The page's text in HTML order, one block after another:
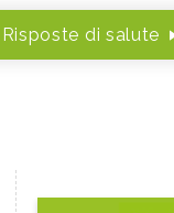
Risposte di salute